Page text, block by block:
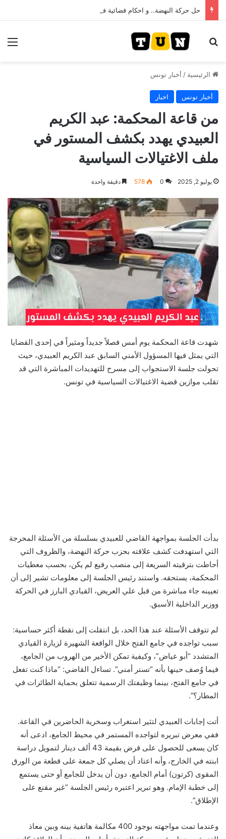
بحث عن
الرئيسية / أخبار تونس
أخبار تونس اخبار
من قاعة المحكمة: عبد الكريم
العبيدي يهدد بكشف المستور في
ملف الاغتيالات السياسية
يوليو 2, 2025 0
578 دقيقة واحدة
شهدت قاعة المحكمة يوم أمس فصلاً جديداً ومثيراً في إحدى القضايا
التي يمثل فيها المسؤول الأمني السابق عبد الكريم العبيدي، حيث
تحولت جلسة الاستجواب إلى مسرح للتهديدات المباشرة التي قد
تقلب موازين قضية الاغتيالات السياسية في تونس.
بدأت الجلسة بمواجهة القاضي للعبيدي بسلسلة من الأسئلة المحرجة
التي استهدفت كشف علاقته بحزب حركة النهضة، والظروف التي
أحاطت بترقيته السريعة إلى منصب رفيع لم يكن، بحسب معطيات
المحكمة، يستحقه. واستند رئيس الجلسة إلى معلومات تشير إلى أن
تعيينه جاء مباشرة من قبل علي العريض، القيادي البارز في الحركة
ووزير الداخلية الأسبق.
لم تتوقف الأسئلة عند هذا الحد، بل انتقلت إلى نقطة أكثر حساسية:
سبب تواجده في جامع الفتح خلال الواقعة الشهيرة لزيارة القيادي
المتشدد “أبو عياض”، وكيفية تمكن الأخير من الهروب من الجامع،
فيما وُصف حينها بأنه “تستر أمني”. تساءل القاضي: “ماذا كنت تفعل
في جامع الفتح، بينما وظيفتك الرسمية تتعلق بحماية الطائرات في
المطار؟”.
أتت إجابات العبيدي لتثير استغراب وسخرية الحاضرين في القاعة.
ففي معرض تبريره لتواجده المستمر في محيط الجامع، ادعى أنه
كان يسعى للحصول على قرض بقيمة 43 ألف دينار لتمويل دراسة
ابنته في الخارج، وأنه اعتاد أن يصلي كل جمعة على قطعة من الورق
المقوى (كرتون) أمام الجامع، دون أن يدخل للجامع أو حتى يستمع
إلى خطبة الإمام. وهو تبرير اعتبره رئيس الجلسة “غير مقنع على
الإطلاق”.
وعندما تمت مواجهته بوجود 400 مكالمة هاتفية بينه وبين معاذ